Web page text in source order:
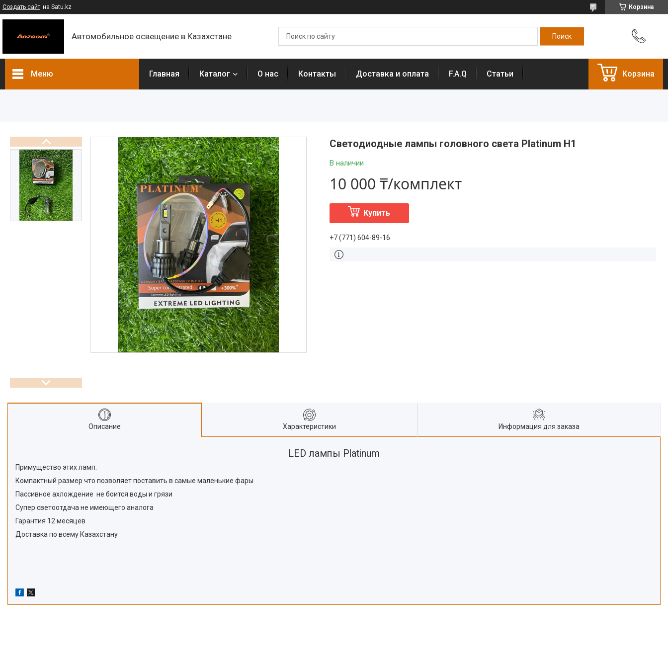
Создать сайт на Satu.kz Корзина
Автомобильное освещение в Казахстане
Меню
Доставка и оплата
F.A.Q
Главная Каталог О нас Контакты Доставка и оплата F.A.Q Статьи Корзина
Светодиодные лампы головного света Platinum Н1
В наличии
10 000 ₸/комплект
Купить
+7 (771) 604-89-16
Описание Характеристики Информация для заказа
LED лампы Platinum
Примущество этих ламп:
Компактный размер что позволяет поставить в самые маленькие фары
Пассивное ахлождение не боится воды и грязи
Супер светоотдача не имеющего аналога
Гарантия 12 месяцев
Доставка по всему Казахстану